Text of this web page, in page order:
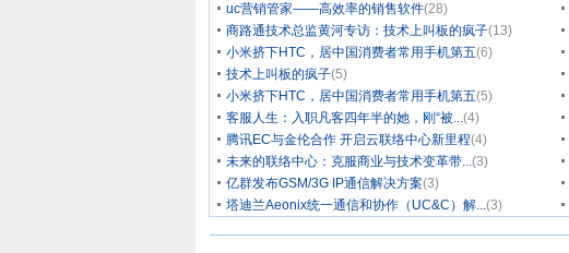
uc营销管家——高效率的销售软件(28)
商路通技术总监黄河专访：技术上叫板的疯子(13)
小米挤下HTC，居中国消费者常用手机第五(6)
技术上叫板的疯子(5)
小米挤下HTC，居中国消费者常用手机第五(5)
客服人生：入职凡客四年半的她，刚“被...(4)
腾讯EC与金伦合作 开启云联络中心新里程(4)
未来的联络中心：克服商业与技术变革带...(3)
亿群发布GSM/3G IP通信解决方案(3)
塔迪兰Aeonix统一通信和协作（UC&C）解...(3)